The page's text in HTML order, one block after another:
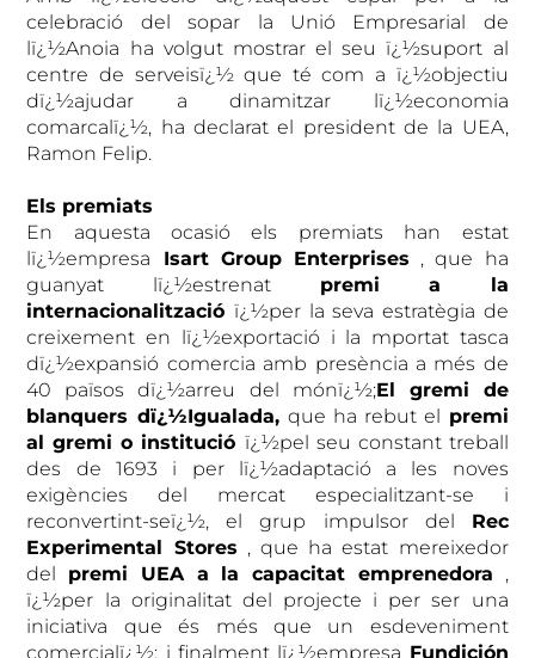
celebració del sopar la Unió Empresarial de
lï¿½Anoia ha volgut mostrar el seu ï¿½suport al
centre de serveisï¿½ que té com a ï¿½objectiu
dï¿½ajudar a dinamitzar lï¿½economia
comarcalï¿½, ha declarat el president de la UEA,
Ramon Felip.
Els premiats
En aquesta ocasió els premiats han estat
lï¿½empresa Isart Group Enterprises , que ha
guanyat lï¿½estrenat premi a la
internacionalitzacióï¿½per la seva estratègia de
creixement en lï¿½exportació i la mportat tasca
dï¿½expansió comercia amb presència a més de
40 països dï¿½arreu del mónï¿½;El gremi de
blanquers dï¿½Igualada, que ha rebut el premi
al gremi o institució ï¿½pel seu constant treball
des de 1693 i per lï¿½adaptació a les noves
exigències del mercat especialitzant-se i
reconvertint-seï¿½, el grup impulsor del Rec
Experimental Stores , que ha estat mereixedor
del premi UEA a la capacitat emprenedora ,
ï¿½per la originalitat del projecte i per ser una
iniciativa que és més que un esdeveniment
comercialï¿½; i finalment lï¿½empresa Fundición